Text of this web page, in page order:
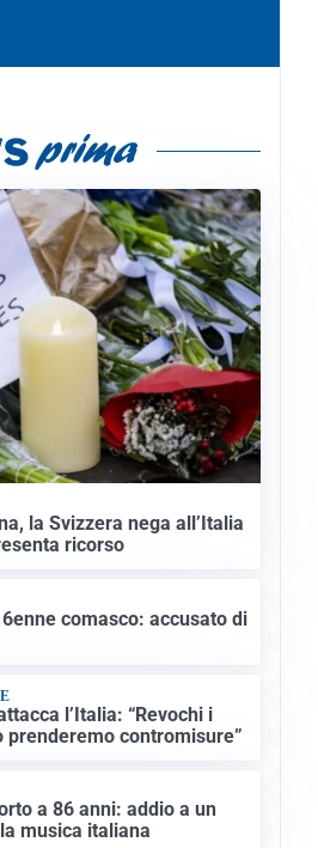
la Svizzera nega all’Italia
ricorso
comasco: accusato di
l’Italia: “Revochi i
contromisure”
a 86 anni: addio a un
musica italiana